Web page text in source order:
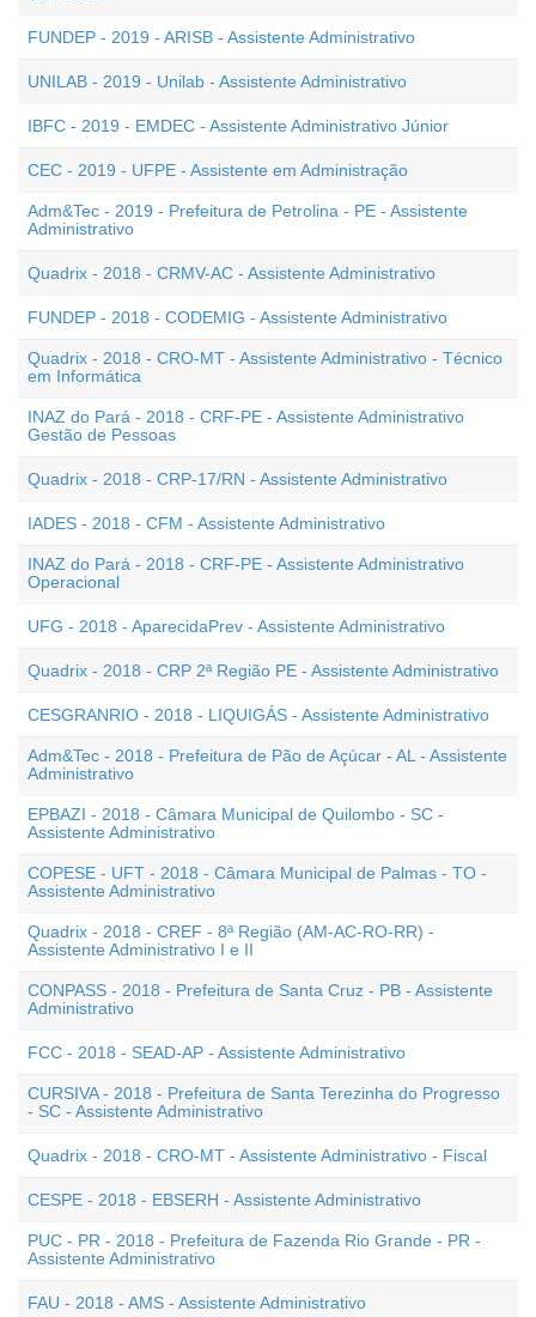
FUNDEP - 2019 - ARISB - Assistente Administrativo
UNILAB - 2019 - Unilab - Assistente Administrativo
IBFC - 2019 - EMDEC - Assistente Administrativo Júnior
CEC - 2019 - UFPE - Assistente em Administração
Adm&Tec - 2019 - Prefeitura de Petrolina - PE - Assistente
Administrativo
Quadrix - 2018 - CRMV-AC - Assistente Administrativo
FUNDEP - 2018 - CODEMIG - Assistente Administrativo
Quadrix - 2018 - CRO-MT - Assistente Administrativo - Técnico
em Informática
INAZ do Pará - 2018 - CRF-PE - Assistente Administrativo
Gestão de Pessoas
Quadrix - 2018 - CRP-17/RN - Assistente Administrativo
IADES - 2018 - CFM - Assistente Administrativo
INAZ do Pará - 2018 - CRF-PE - Assistente Administrativo
Operacional
UFG - 2018 - AparecidaPrev - Assistente Administrativo
Quadrix - 2018 - CRP 2ª Região PE - Assistente Administrativo
CESGRANRIO - 2018 - LIQUIGÁS - Assistente Administrativo
Adm&Tec - 2018 - Prefeitura de Pão de Açúcar - AL - Assistente
Administrativo
EPBAZI - 2018 - Câmara Municipal de Quilombo - SC -
Assistente Administrativo
COPESE - UFT - 2018 - Câmara Municipal de Palmas - TO -
Assistente Administrativo
Quadrix - 2018 - CREF - 8ª Região (AM-AC-RO-RR) -
Assistente Administrativo I e II
CONPASS - 2018 - Prefeitura de Santa Cruz - PB - Assistente
Administrativo
FCC - 2018 - SEAD-AP - Assistente Administrativo
CURSIVA - 2018 - Prefeitura de Santa Terezinha do Progresso
- SC - Assistente Administrativo
Quadrix - 2018 - CRO-MT - Assistente Administrativo - Fiscal
CESPE - 2018 - EBSERH - Assistente Administrativo
PUC - PR - 2018 - Prefeitura de Fazenda Rio Grande - PR -
Assistente Administrativo
FAU - 2018 - AMS - Assistente Administrativo